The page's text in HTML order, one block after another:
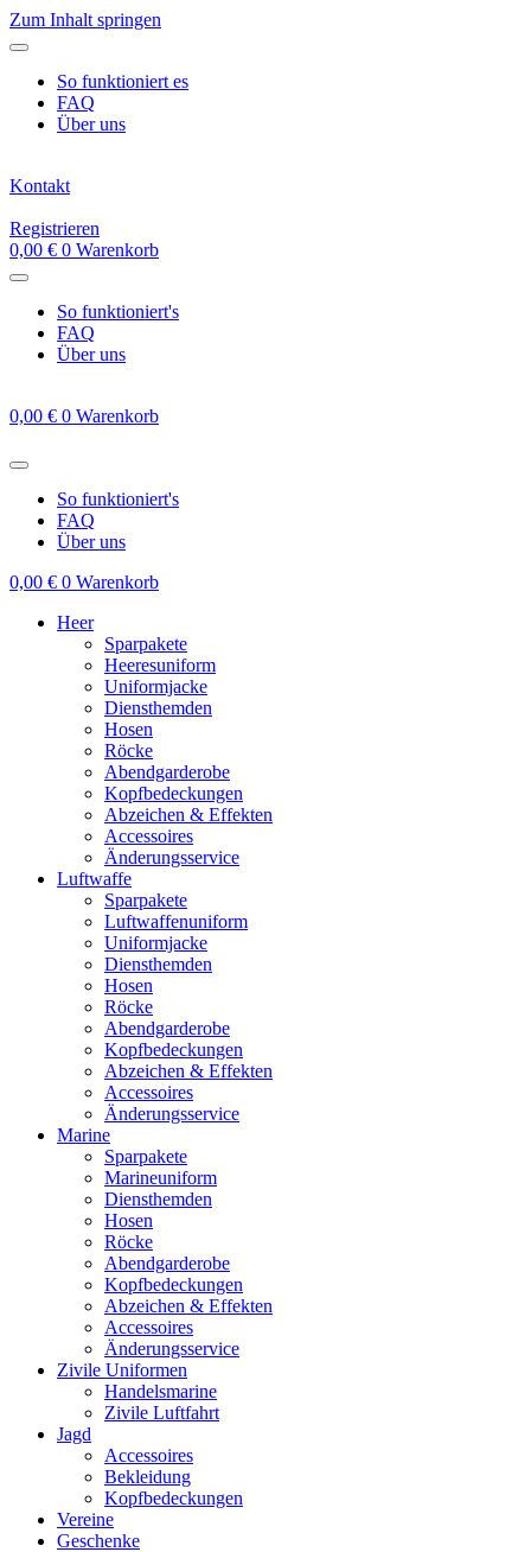
Zum Inhalt springen
So funktioniert es
FAQ
Über uns
Kontakt
Registrieren
0,00 € 0 Warenkorb
So funktioniert's
FAQ
Über uns
0,00 € 0 Warenkorb
So funktioniert's
FAQ
Über uns
0,00 € 0 Warenkorb
Heer
Sparpakete
Heeresuniform
Uniformjacke
Diensthemden
Hosen
Röcke
Abendgarderobe
Kopfbedeckungen
Abzeichen & Effekten
Accessoires
Änderungsservice
Luftwaffe
Sparpakete
Luftwaffenuniform
Uniformjacke
Diensthemden
Hosen
Röcke
Abendgarderobe
Kopfbedeckungen
Abzeichen & Effekten
Accessoires
Änderungsservice
Marine
Sparpakete
Marineuniform
Diensthemden
Hosen
Röcke
Abendgarderobe
Kopfbedeckungen
Abzeichen & Effekten
Accessoires
Änderungsservice
Zivile Uniformen
Handelsmarine
Zivile Luftfahrt
Jagd
Accessoires
Bekleidung
Kopfbedeckungen
Vereine
Geschenke